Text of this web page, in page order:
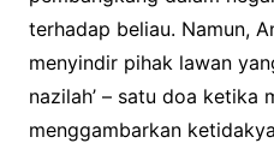
terhadap beliau. Namun,
menyindir pihak lawan
nazilah’ – satu doa ketika
menggambarkan